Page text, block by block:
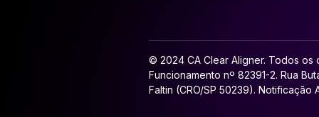
© 2024 CA Clear Aligner. Todos os
Funcionamento nº 82391-2. Rua
Faltin (CRO/SP 50239). Notificação